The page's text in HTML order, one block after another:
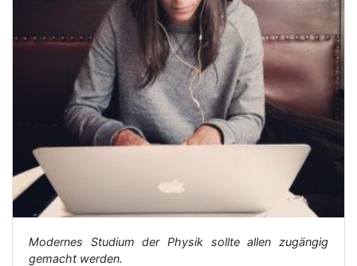
Modernes Studium der Physik sollte allen zugängig
gemacht werden.